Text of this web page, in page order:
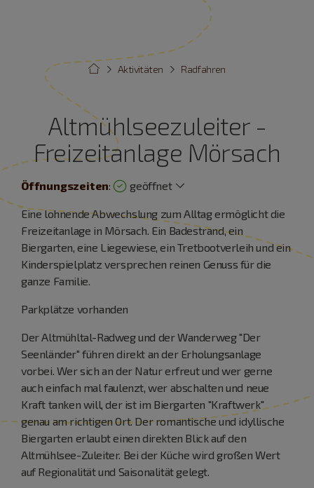
Radfahren
Aktivitäten
Altmühlseezuleiter -
Freizeitanlage Mörsach
Öffnungszeiten: geöffnet
Eine lohnende Abwechslung zum Alltag ermöglicht die
Freizeitanlage in Mörsach. Ein Badestrand, ein
Biergarten, eine Liegewiese, ein Tretbootverleih und ein
Kinderspielplatz versprechen reinen Genuss für die
ganze Familie.
Parkplätze vorhanden
Der Altmühltal-Radweg und der Wanderweg "Der
Seenländer" führen direkt an der Erholungsanlage
vorbei. Wer sich an der Natur erfreut und wer gerne
auch einfach mal faulenzt, wer abschalten und neue
Kraft tanken will, der ist im Biergarten "Kraftwerk"
genau am richtigen Ort. Der romantische und idyllische
Biergarten erlaubt einen direkten Blick auf den
Altmühlsee-Zuleiter. Bei der Küche wird großen Wert
auf Regionalität und Saisonalität gelegt.